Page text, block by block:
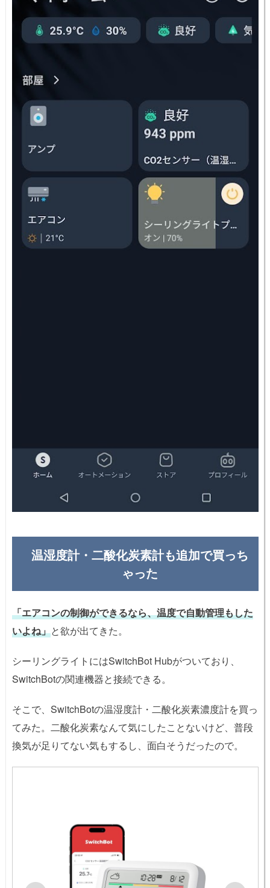
温湿度計・二酸化炭素計も追加で買っち
ゃった
「エアコンの制御ができるなら、温度で自動管理もした
いよね」と欲が出てきた。
シーリングライトにはSwitchBot Hubがついており、
SwitchBotの関連機器と接続できる。
そこで、SwitchBotの温湿度計・二酸化炭素濃度計を買っ
てみた。二酸化炭素なんて気にしたことないけど、普段
換気が足りてない気もするし、面白そうだったので。